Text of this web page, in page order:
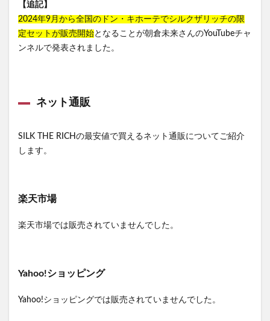
【追記】
2024年9月から全国のドン・キホーテでシルクザリッチの限
定セットが販売開始となることが朝倉未来さんのYouTubeチャ
ンネルで発表されました。
ネット通販
SILK THE RICHの最安値で買えるネット通販についてご紹介
します。
楽天市場
楽天市場では販売されていませんでした。
Yahoo!ショッピング
Yahoo!ショッピングでは販売されていませんでした。